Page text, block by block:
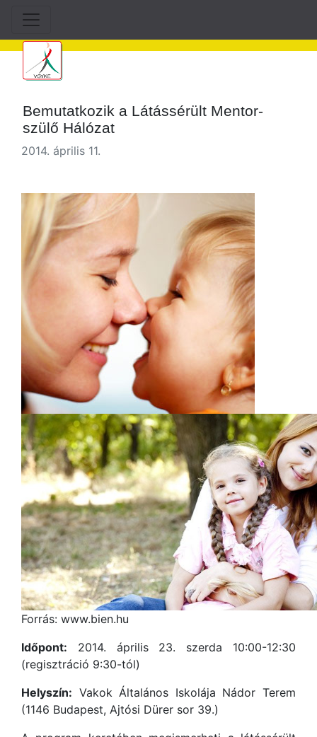
Bemutatkozik a Látássérült Mentor-
szülő Hálózat
2014. április 11.
Forrás: www.bien.hu
Időpont: 2014. április 23. szerda 10:00-12:30
(regisztráció 9:30-tól)
Helyszín: Vakok Általános Iskolája Nádor Terem
(1146 Budapest, Ajtósi Dürer sor 39.)